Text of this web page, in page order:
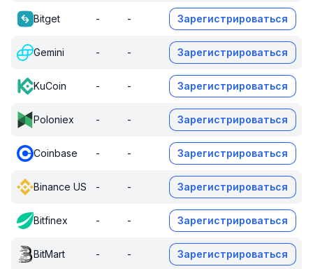
Bitget - - Зарегистрироваться
Gemini - - Зарегистрироваться
KuCoin - - Зарегистрироваться
Poloniex - - Зарегистрироваться
Coinbase - - Зарегистрироваться
Binance US - - Зарегистрироваться
Bitfinex - - Зарегистрироваться
BitMart - - Зарегистрироваться